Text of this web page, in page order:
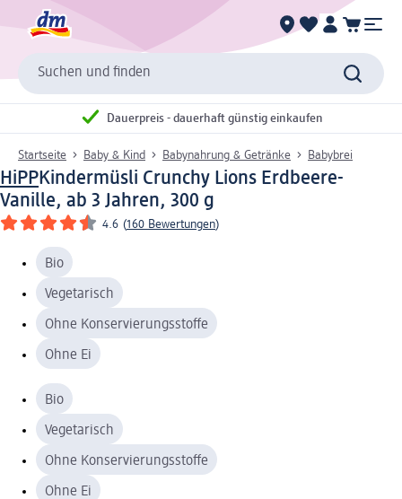
Suchen und finden
Dauerpreis - dauerhaft günstig einkaufen
Startseite Baby & Kind Babynahrung & Getränke Babybrei
HiPPKindermüsli Crunchy Lions Erdbeere-
Vanille, ab 3 Jahren, 300 g
4.6 (160 Bewertungen)
Bio
Vegetarisch
Ohne Konservierungsstoffe
Ohne Ei
Bio
Vegetarisch
Ohne Konservierungsstoffe
Ohne Ei